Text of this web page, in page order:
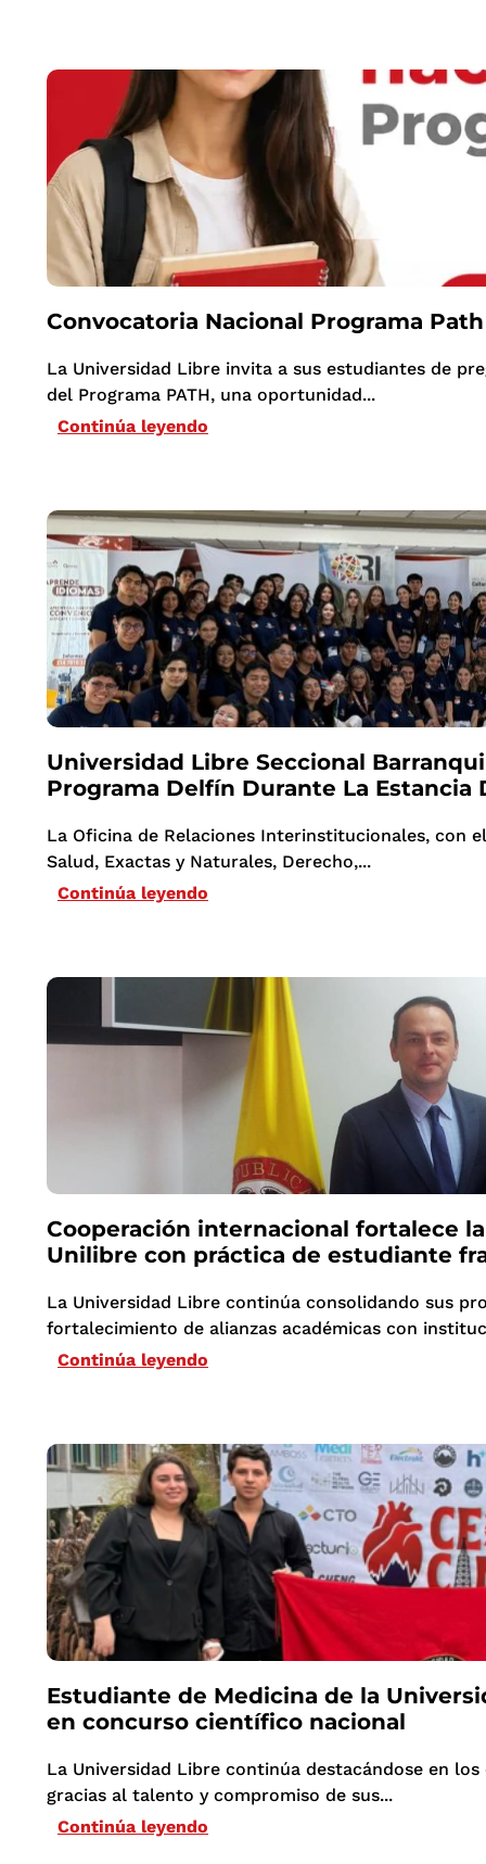
Convocatoria Nacional Programa Path
La Universidad Libre invita a sus estudiantes de
del Programa PATH, una oportunidad...
Continúa leyendo
Universidad Libre Seccional
Programa Delfín Durante La Estancia
La Oficina de Relaciones Interinstitucionales, con
Salud, Exactas y Naturales, Derecho,...
Continúa leyendo
Cooperación internacional fortalece
Unilibre con práctica de estudiante
La Universidad Libre continúa consolidando sus
fortalecimiento de alianzas académicas con
Continúa leyendo
Estudiante de Medicina de la
en concurso científico nacional
La Universidad Libre continúa destacándose en
gracias al talento y compromiso de sus...
Continúa leyendo